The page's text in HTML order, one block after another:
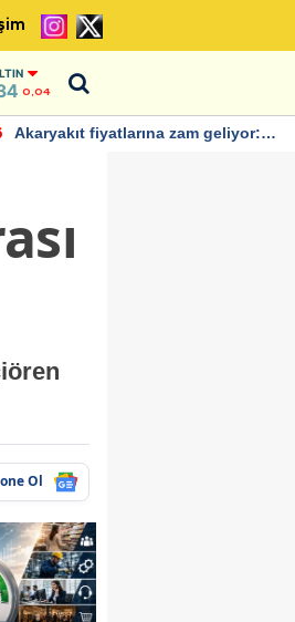
0,04
Akaryakıt fiyatlarına zam geliyor:
Ol